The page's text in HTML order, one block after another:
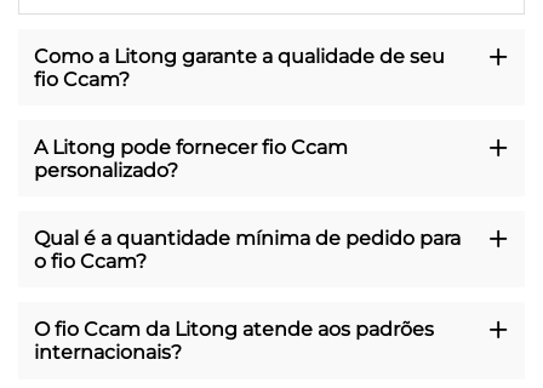
Como a Litong garante a qualidade de seu
fio Ccam?
A Litong pode fornecer fio Ccam
personalizado?
Qual é a quantidade mínima de pedido para
o fio Ccam?
O fio Ccam da Litong atende aos padrões
internacionais?